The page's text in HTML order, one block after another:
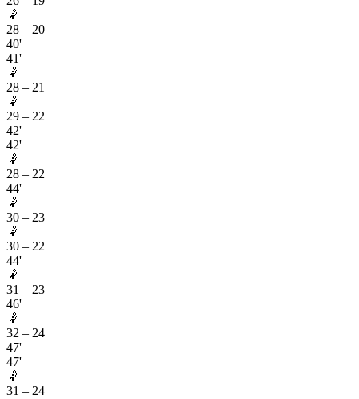
🤾
28 – 20
40'
41'
🤾
28 – 21
🤾
29 – 22
42'
42'
🤾
28 – 22
44'
🤾
30 – 23
🤾
30 – 22
44'
🤾
31 – 23
46'
🤾
32 – 24
47'
47'
🤾
31 – 24